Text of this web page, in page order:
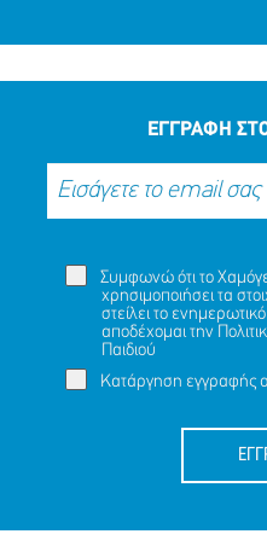
ΕΓΓΡΑΦΗ ΣΤΟ
Συμφωνώ ότι το
χρησιμοποιήσει τα
στείλει το
αποδέχομαι την
Παιδιού
Κατάργηση εγγραφής